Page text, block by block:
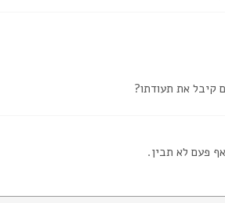
קיבל את תעודתו?
פעם לא תבין.